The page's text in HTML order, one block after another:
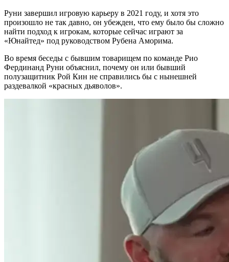
Руни завершил игровую карьеру в 2021 году, и хотя это
произошло не так давно, он убежден, что ему было бы сложно
найти подход к игрокам, которые сейчас играют за
«Юнайтед» под руководством Рубена Аморима.
Во время беседы с бывшим товарищем по команде Рио
Фердинанд Руни объяснил, почему он или бывший
полузащитник Рой Кин не справились бы с нынешней
раздевалкой «красных дьяволов».